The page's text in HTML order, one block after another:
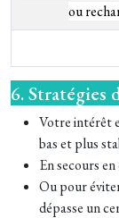
ou
6. Stratégies
Votre intérêt
bas et plus
En secours
Ou pour
dépasse un